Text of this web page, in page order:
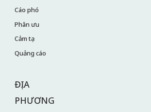
Cáo phó
Phân ưu
Cảm tạ
Quảng cáo
ĐỊA
PHƯƠNG